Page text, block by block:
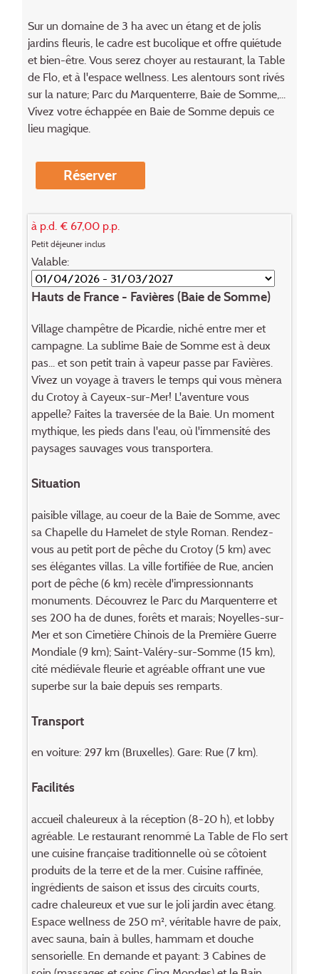
Sur un domaine de 3 ha avec un étang et de jolis
jardins fleuris, le cadre est bucolique et offre quiétude
et bien-être. Vous serez choyer au restaurant, la Table
de Flo, et à l'espace wellness. Les alentours sont rivés
sur la nature; Parc du Marquenterre, Baie de Somme,...
Vivez votre échappée en Baie de Somme depuis ce
lieu magique.
Réserver
à p.d. € 67,00 p.p.
Petit déjeuner inclus
Valable:
Hauts de France - Favières (Baie de Somme)
Village champêtre de Picardie, niché entre mer et
campagne. La sublime Baie de Somme est à deux
pas... et son petit train à vapeur passe par Favières.
Vivez un voyage à travers le temps qui vous mènera
du Crotoy à Cayeux-sur-Mer! L'aventure vous
appelle? Faites la traversée de la Baie. Un moment
mythique, les pieds dans l'eau, où l'immensité des
paysages sauvages vous transportera.
Situation
paisible village, au coeur de la Baie de Somme, avec
sa Chapelle du Hamelet de style Roman. Rendez-
vous au petit port de pêche du Crotoy (5 km) avec
ses élégantes villas. La ville fortifiée de Rue, ancien
port de pêche (6 km) recèle d'impressionnants
monuments. Découvrez le Parc du Marquenterre et
ses 200 ha de dunes, forêts et marais; Noyelles-sur-
Mer et son Cimetière Chinois de la Première Guerre
Mondiale (9 km); Saint-Valéry-sur-Somme (15 km),
cité médiévale fleurie et agréable offrant une vue
superbe sur la baie depuis ses remparts.
Transport
en voiture: 297 km (Bruxelles). Gare: Rue (7 km).
Facilités
accueil chaleureux à la réception (8-20 h), et lobby
agréable. Le restaurant renommé La Table de Flo sert
une cuisine française traditionnelle où se côtoient
produits de la terre et de la mer. Cuisine raffinée,
ingrédients de saison et issus des circuits courts,
cadre chaleureux et vue sur le joli jardin avec étang.
Espace wellness de 250 m², véritable havre de paix,
avec sauna, bain à bulles, hammam et douche
sensorielle. En demande et payant: 3 Cabines de